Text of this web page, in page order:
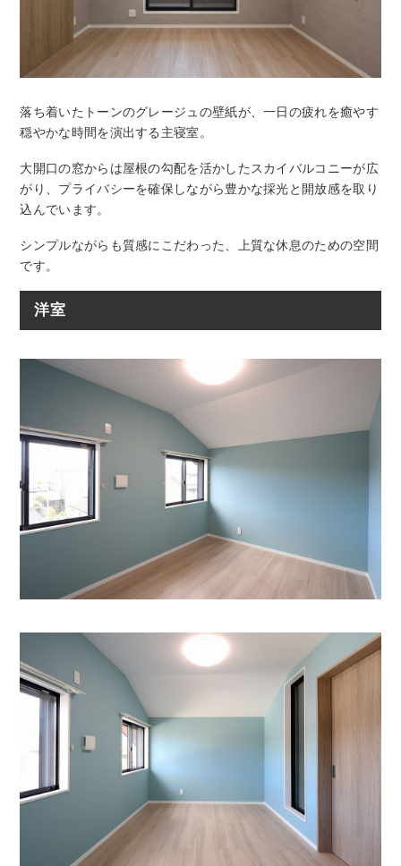
落ち着いたトーンのグレージュの壁紙が、一日の疲れを癒やす
穏やかな時間を演出する主寝室。
大開口の窓からは屋根の勾配を活かしたスカイバルコニーが広
がり、プライバシーを確保しながら豊かな採光と開放感を取り
込んでいます。
シンプルながらも質感にこだわった、上質な休息のための空間
です。
洋室